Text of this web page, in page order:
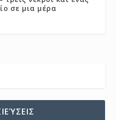
σε μια μέρα